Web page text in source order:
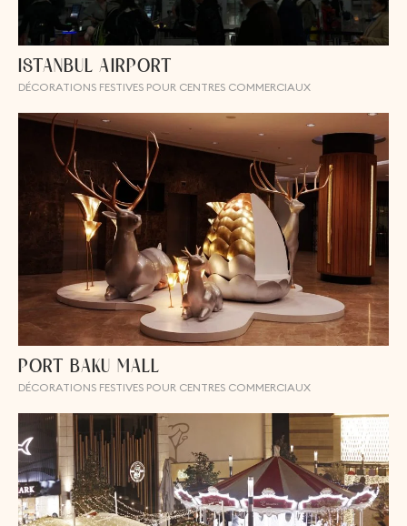
ISTANBUL AIRPORT
DÉCORATIONS FESTIVES POUR CENTRES COMMERCIAUX
PORT BAKU MALL
DÉCORATIONS FESTIVES POUR CENTRES COMMERCIAUX